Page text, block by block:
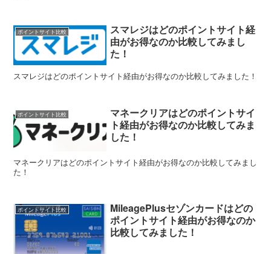
ポイントサイト比較
スマレジはどのポイントサイト経
由がお得なのか比較してみまし
た！
スマレジはどのポイントサイト経由がお得なのか比較してみました！
ポイントサイト比較
マネークリアはどのポイントサイ
ト経由がお得なのか比較してみま
した！
マネークリアはどのポイントサイト経由がお得なのか比較してみまし
た！
ポイントサイト比較
MileagePlusセゾンカードはどの
ポイントサイト経由がお得なのか
比較してみました！